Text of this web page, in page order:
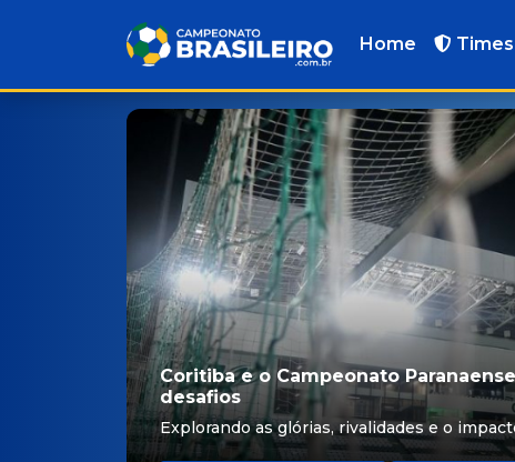
Home Times
Coritiba e o Campeonato
desafios
Explorando as glórias, rivalidades e o